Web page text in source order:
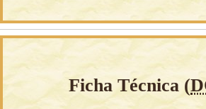
Ficha Técnica (